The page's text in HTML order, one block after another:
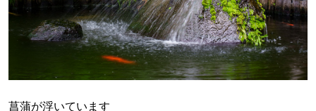
菖蒲が浮いています